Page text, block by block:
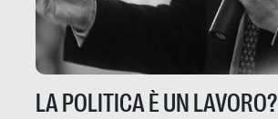
LA POLITICA È UN LAVORO?